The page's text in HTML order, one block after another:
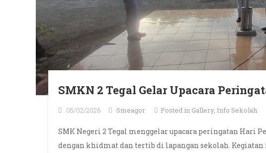
SMKN 2 Tegal Gelar Upacara
05/02/2026 Smeagor Posted in Gallery, Info Sekolah
SMK Negeri 2 Tegal menggelar upacara peringatan Hari
dengan khidmat dan tertib di lapangan sekolah.